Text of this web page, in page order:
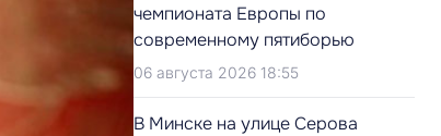
чемпионата Европы по
современному пятиборью
06 августа 2026 18:55
В Минске на улице Серова